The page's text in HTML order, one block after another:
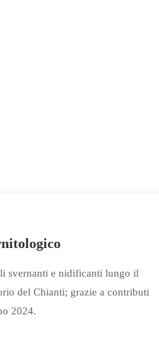
svernanti e nidificanti lungo il
del Chianti; grazie a contributi
2024.